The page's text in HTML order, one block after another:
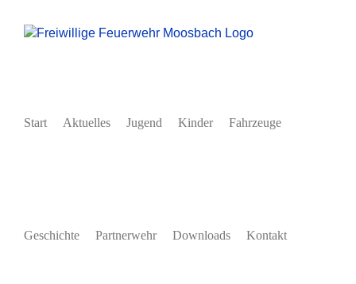
Inhalt
Start Aktuelles Jugend Kinder Fahrzeuge
Geschichte Partnerwehr Downloads Kontakt